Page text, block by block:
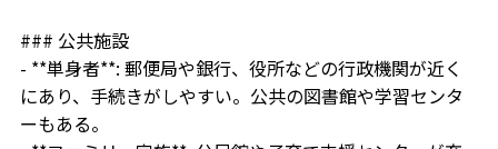
### 公共施設
- **単身者**: 郵便局や銀行、役所などの行政機関が近く
にあり、手続きがしやすい。公共の図書館や学習センタ
ーもある。